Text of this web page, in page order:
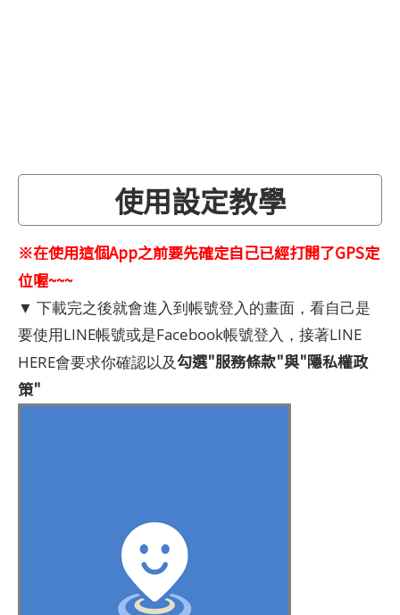
使用設定教學
※在使用這個App之前要先確定自己已經打開了GPS定
位喔~~~
▼ 下載完之後就會進入到帳號登入的畫面，看自己是
要使用LINE帳號或是Facebook帳號登入，接著LINE
HERE會要求你確認以及勾選"服務條款"與"隱私權政
策"